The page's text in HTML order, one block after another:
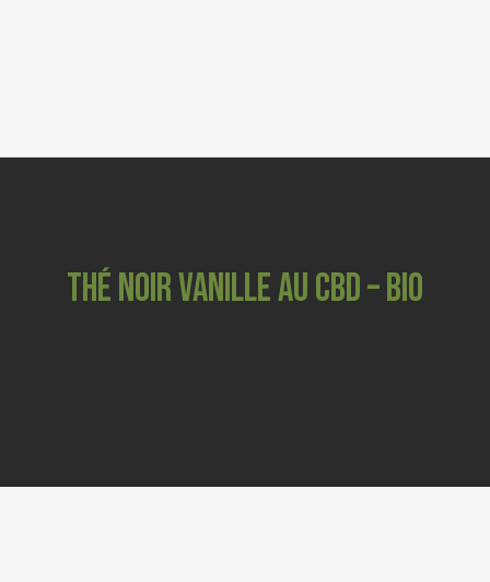
RESINES & POLLEN CBD
THÉ NOIR VANILLE AU CBD – BIO